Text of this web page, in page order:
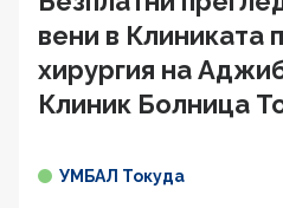
вени в Клиниката
хирургия на
Клиник Болница
УМБАЛ Токуда